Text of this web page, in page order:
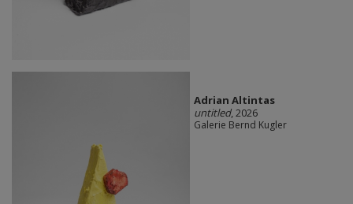
Adrian Altintas
untitled, 2026
Galerie Bernd Kugler